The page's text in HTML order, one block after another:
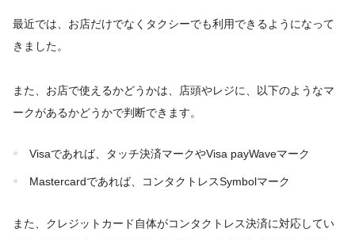
最近では、お店だけでなくタクシーでも利用できるようになって
きました。
また、お店で使えるかどうかは、店頭やレジに、以下のようなマ
ークがあるかどうかで判断できます。
Visaであれば、タッチ決済マークやVisa payWaveマーク
Mastercardであれば、コンタクトレスSymbolマーク
また、クレジットカード自体がコンタクトレス決済に対応してい